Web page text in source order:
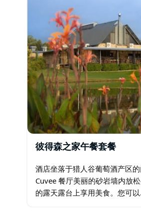
彼得森之家午餐套餐
酒店坐落于猎人谷葡萄酒产区
Cuvee 餐厅美丽的砂岩墙内放
的露天露台上享用美食。您可